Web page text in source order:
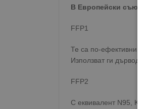
В Европейски съюз
FFP1
Те са по-ефективни от
Използват ги
FFP2
С еквивалент N95,